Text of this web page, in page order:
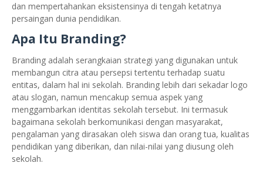
dan mempertahankan eksistensinya di tengah ketatnya
persaingan dunia pendidikan.
Apa Itu Branding?
Branding adalah serangkaian strategi yang digunakan untuk
membangun citra atau persepsi tertentu terhadap suatu
entitas, dalam hal ini sekolah. Branding lebih dari sekadar logo
atau slogan, namun mencakup semua aspek yang
menggambarkan identitas sekolah tersebut. Ini termasuk
bagaimana sekolah berkomunikasi dengan masyarakat,
pengalaman yang dirasakan oleh siswa dan orang tua, kualitas
pendidikan yang diberikan, dan nilai-nilai yang diusung oleh
sekolah.